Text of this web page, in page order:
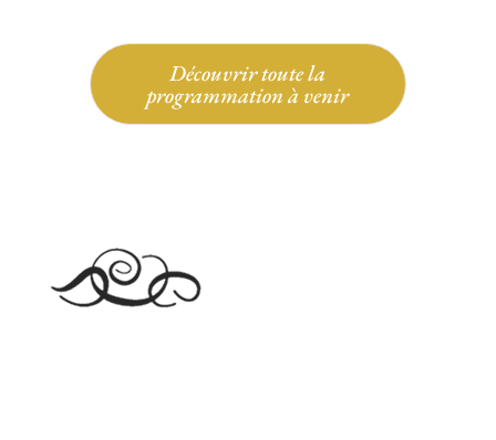
Découvrir toute la
programmation à venir